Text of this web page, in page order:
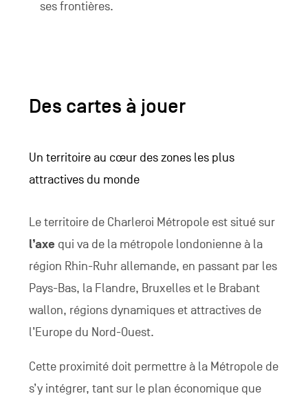
ses frontières.
Des cartes à jouer
Un territoire au cœur des zones les plus
attractives du monde
Le territoire de Charleroi Métropole est situé sur
l’axe qui va de la métropole londonienne à la
région Rhin-Ruhr allemande, en passant par les
Pays-Bas, la Flandre, Bruxelles et le Brabant
wallon, régions dynamiques et attractives de
l’Europe du Nord-Ouest.
Cette proximité doit permettre à la Métropole de
s’y intégrer, tant sur le plan économique que